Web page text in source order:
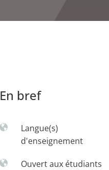
En bref
Langue(s)
d'enseignement
Ouvert aux étudiants